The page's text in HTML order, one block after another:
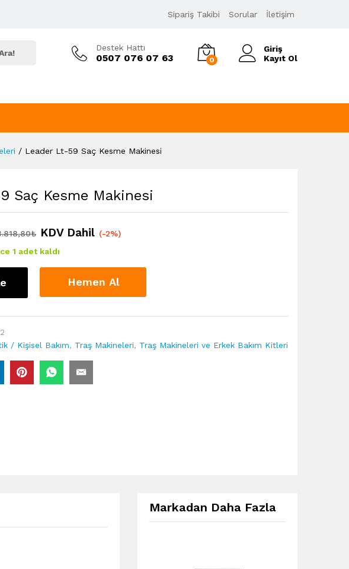
Sipariş Takibi Sorular İletişim
Destek Hattı
0507 076 07 63 0
Giriş
Kayıt Ol
/ Leader Lt-59 Saç Kesme Makinesi
Saç Kesme Makinesi
₺ KDV Dahil (-2%)
1 adet kaldı
Hemen Al
/ Kişisel Bakım, Traş Makineleri, Traş Makineleri ve Erkek Bakım Kitleri
Markadan Daha Fazla
₺ Sepete Ekle